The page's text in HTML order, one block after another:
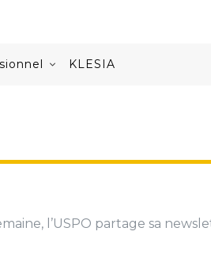
KLESIA
l’USPO partage sa